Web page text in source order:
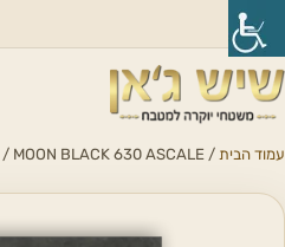
עמוד הבית / / MOON BLACK 630 ASCALE מאט